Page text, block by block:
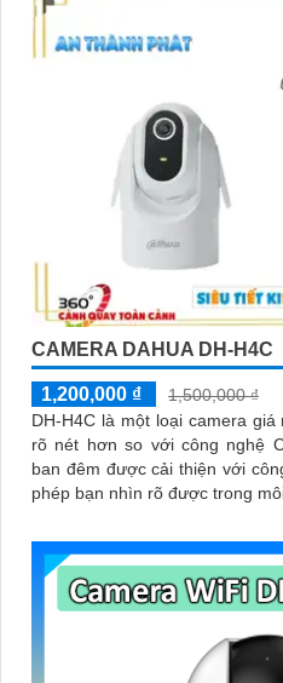
CAMERA DAHUA DH-H4C
1,200,000 ₫
1,500,000 ₫
DH-H4C là một loại camera
rõ nét hơn so với công nghệ CMOS. Chất lượng
ban đêm được cải thiện với
phép bạn nhìn rõ được trong